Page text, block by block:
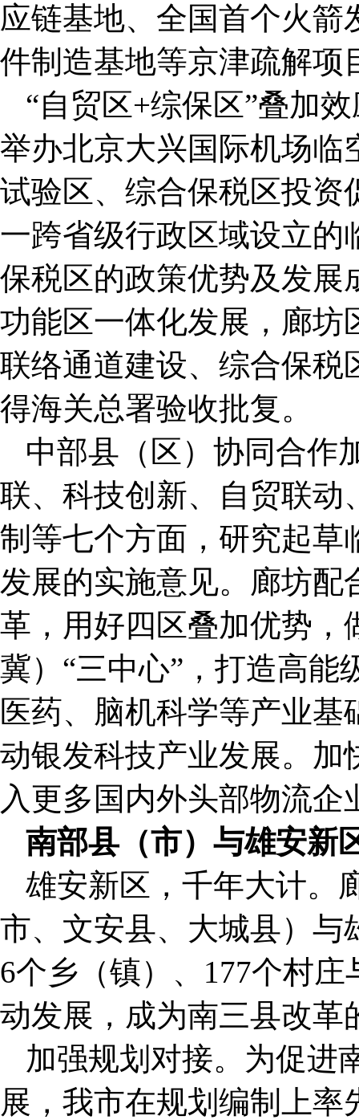
应链基地、全国首个火
件制造基地等京津疏解项
“自贸区+综保区”叠加
举办北京大兴国际机场临
试验区、综合保税区投资
一跨省级行政区域设立的
保税区的政策优势及发展
功能区一体化发展，廊坊
联络通道建设、综合保税
得海关总署验收批复。
中部县（区）协同合作
联、科技创新、自贸联动
制等七个方面，研究起草
发展的实施意见。廊坊配
革，用好四区叠加优势，
冀）“三中心”，打造高能
医药、脑机科学等产业
动银发科技产业发展。加
入更多国内外头部物流
南部县（市）与雄安新
雄安新区，千年大计。
市、文安县、大城县）与
6个乡（镇）、177个村
动发展，成为南三县改革
加强规划对接。为促进
展，我市在规划编制上